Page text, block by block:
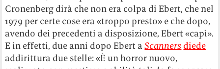
Cronenberg dirà che non era colpa di Ebert, che nel
1979 per certe cose era «troppo presto» e che dopo,
avendo dei precedenti a disposizione, Ebert «capì».
E in effetti, due anni dopo Ebert aScanners diede
addirittura due stelle: «È un horror nuovo,